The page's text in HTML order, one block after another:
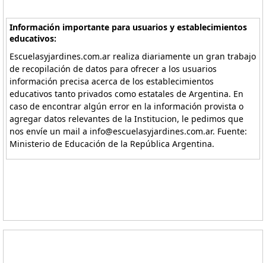
Información importante para usuarios y establecimientos
educativos:
Escuelasyjardines.com.ar realiza diariamente un gran trabajo
de recopilación de datos para ofrecer a los usuarios
información precisa acerca de los establecimientos
educativos tanto privados como estatales de Argentina. En
caso de encontrar algún error en la información provista o
agregar datos relevantes de la Institucion, le pedimos que
nos envíe un mail a info@escuelasyjardines.com.ar. Fuente:
Ministerio de Educación de la República Argentina.